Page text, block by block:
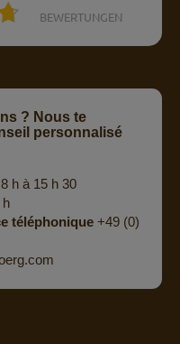
BEWERTUNGEN
? Nous te
personnalisé
h à 15 h 30
téléphonique+49 (0)